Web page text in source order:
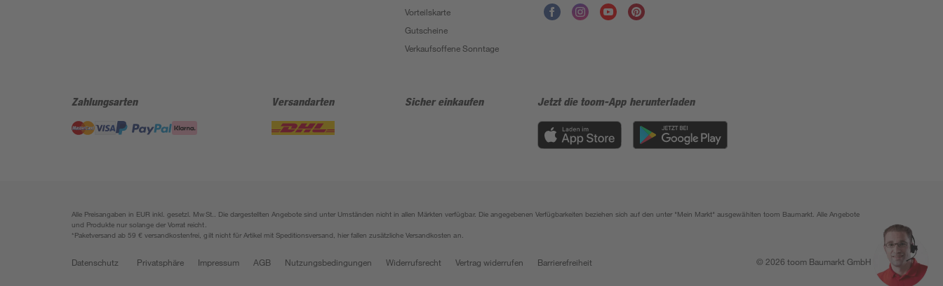
Vorteilskarte
Gutscheine
Verkaufsoffene Sonntage
Zahlungsarten Versandarten Sicher einkaufen Jetzt die toom-App herunterladen
Alle Preisangaben in EUR inkl. gesetzl. MwSt.. Die dargestellten Angebote sind unter Umständen nicht in allen Märkten verfügbar. Die angegebenen Verfügbarkeiten beziehen sich auf den unter "Mein Markt" ausgewählten toom Baumarkt. Alle Angebote
und Produkte nur solange der Vorrat reicht.
*Paketversand ab 59 € versandkostenfrei, gilt nicht für Artikel mit Speditionsversand, hier fallen zusätzliche Versandkosten an.
Datenschutz Privatsphäre Impressum AGB Nutzungsbedingungen Widerrufsrecht Vertrag widerrufen Barrierefreiheit © 2026 toom Baumarkt GmbH